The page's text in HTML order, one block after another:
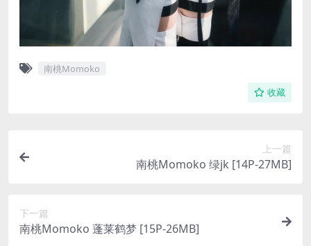
南桃Momoko
收藏
上一篇
南桃Momoko 绿jk [14P-27MB]
下一篇
南桃Momoko 蓬莱鹤梦 [15P-26MB]